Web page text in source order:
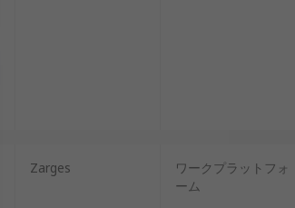
Zarges
ワークプラットフォ
ーム